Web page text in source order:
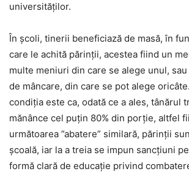
universităților.
În școli, tinerii beneficiază de masă, în
care le achită părinții, acestea fiind un
multe meniuri din care se alege unul,
de mâncare, din care se pot alege
condiția este ca, odată ce a ales, tânărul
mănânce cel puțin 80% din porție, altfel
următoarea ”abatere” similară, părinții
școală, iar la a treia se impun sancțiuni
formă clară de educație privind